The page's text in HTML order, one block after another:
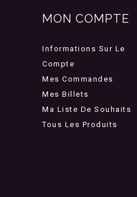
MON COMPTE
Informations Sur Le
Compte
Mes Commandes
Mes Billets
Ma Liste De Souhaits
Tous Les Produits